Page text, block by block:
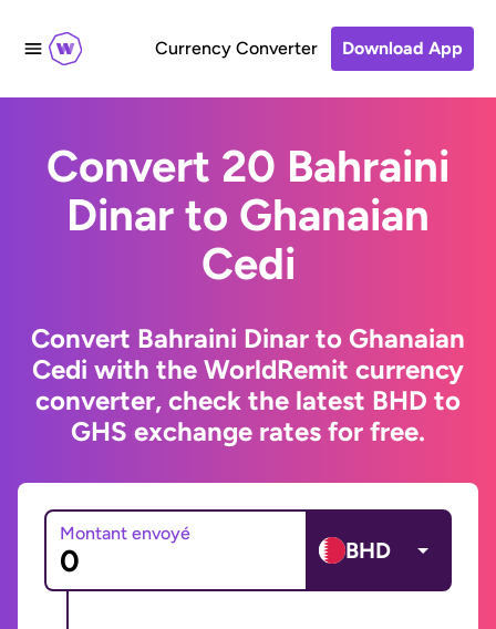
Currency Converter Download App
Convert 20 Bahraini
Dinar to Ghanaian
Cedi
Convert Bahraini Dinar to Ghanaian
Cedi with the WorldRemit currency
converter, check the latest BHD to
GHS exchange rates for free.
Montant envoyé
BHD